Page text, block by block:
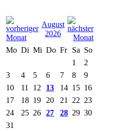
August
2026
Mo Di Mi Do Fr Sa So
1
2
3
4 5 6 7 8
9
10
11 12 13 14 15 16
17
18 19 20 21 22 23
24
25 26 27 28 29 30
31